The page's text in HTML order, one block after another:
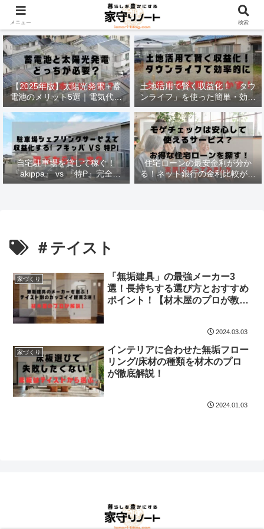
材木価格と流通状況！
【2025年版】太陽光発電＋蓄
電池のメリット5選｜電気代削
減・停電対策も徹底解説
土地活用で賢く収益化！「タウ
ンライフ」を使った簡単・効率
的な方法
自宅駐車場を貸して稼ぐ！
『akippa』 vs 『特P』完全比
較で最適な選択法
住宅ローンの最安金利が分か
る！ネット銀行の金利比較がで
きる
＃テイスト
家づくり
「無垢建具」の最強メーカー3
選！長持ちする選び方とおすすめ
ポイント！【材木屋のプロが教え
2024.03.03
家づくり
インテリアに合わせた無垢フロー
リング/床材の種類を材木のプロ
が徹底解説！
2024.01.03
メニュー 検索